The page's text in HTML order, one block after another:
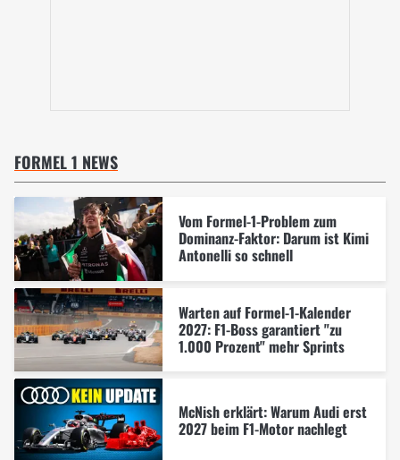
FORMEL 1 NEWS
Vom Formel-1-Problem zum
Dominanz-Faktor: Darum ist Kimi
Antonelli so schnell
Warten auf Formel-1-Kalender
2027: F1-Boss garantiert "zu
1.000 Prozent" mehr Sprints
McNish erklärt: Warum Audi erst
2027 beim F1-Motor nachlegt